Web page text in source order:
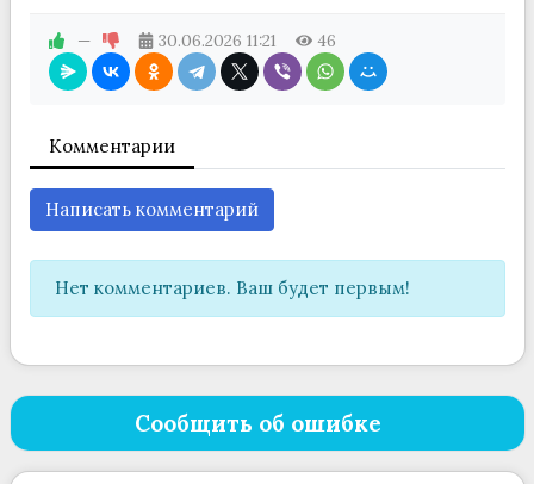
— 30.06.2026 11:21 46
Комментарии
Написать комментарий
Нет комментариев. Ваш будет первым!
Сообщить об ошибке